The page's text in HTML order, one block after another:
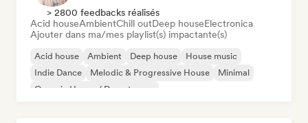
> 2800 feedbacks réalisés
Acid houseAmbientChill outDeep houseElectronica
Ajouter dans ma/mes playlist(s) impactante(s)
Acid house Ambient Deep house
House music
Indie Dance
Melodic & Progressive House
Minimal
Organic House / Downtempo